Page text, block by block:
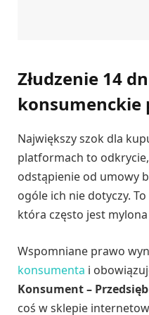
Złudzenie 14
konsumenckie
Największy szok dla
platformach to odkrycie,
odstąpienie od umowy
ogóle ich nie dotyczy.
która często jest
Wspomniane prawo
konsumenta i
Konsument –
coś w sklepie